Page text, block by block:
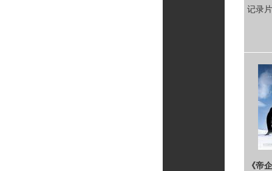
记录
《帝